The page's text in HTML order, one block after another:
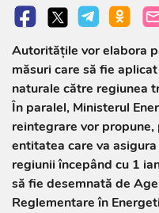
Autoritățile vor elabora
măsuri care să fie
naturale către regiunea
În paralel, Ministerul
reintegrare vor
entitatea care va
regiunii începând cu 1
să fie desemnată de
Reglementare în